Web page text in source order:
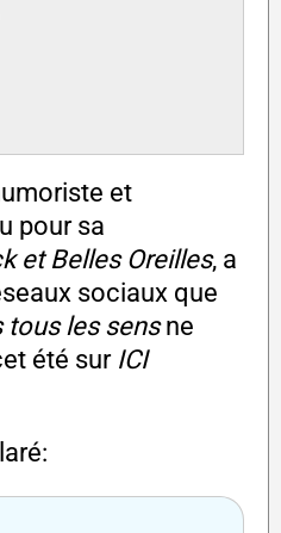
et
pour sa
et Belles Oreilles, a
sociaux que
tous les sensne
été sur ICI